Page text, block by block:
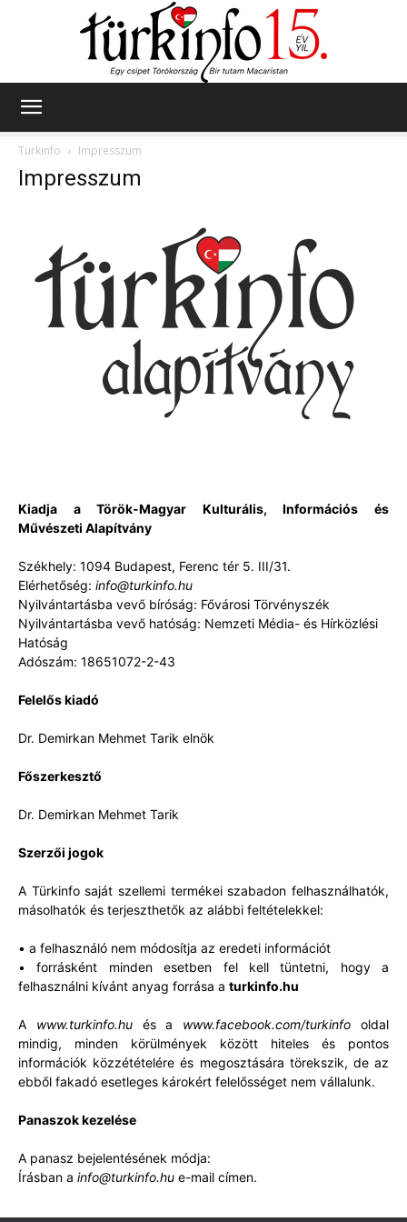
Türkinfo
Impresszum
Impresszum
Kiadja a Török-Magyar Kulturális, Információs és
Művészeti Alapítvány
Székhely: 1094 Budapest, Ferenc tér 5. III/31.
Elérhetőség: info@turkinfo.hu
Nyilvántartásba vevő bíróság: Fővárosi Törvényszék
Nyilvántartásba vevő hatóság: Nemzeti Média- és Hírközlési
Hatóság
Adószám: 18651072-2-43
Felelős kiadó
Dr. Demirkan Mehmet Tarik elnök
Főszerkesztő
Dr. Demirkan Mehmet Tarik
Szerzői jogok
A Türkinfo saját szellemi termékei szabadon felhasználhatók,
másolhatók és terjeszthetők az alábbi feltételekkel:
• a felhasználó nem módosítja az eredeti információt
• forrásként minden esetben fel kell tüntetni, hogy a
felhasználni kívánt anyag forrása a turkinfo.hu
A www.turkinfo.hués a www.facebook.com/turkinfo oldal
mindig, minden körülmények között hiteles és pontos
információk közzétételére és megosztására törekszik, de az
ebből fakadó esetleges károkért felelősséget nem vállalunk.
Panaszok kezelése
A panasz bejelentésének módja:
Írásban a info@turkinfo.hu e-mail címen.